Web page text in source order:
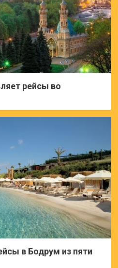
рейсы во
в Бодрум из пяти